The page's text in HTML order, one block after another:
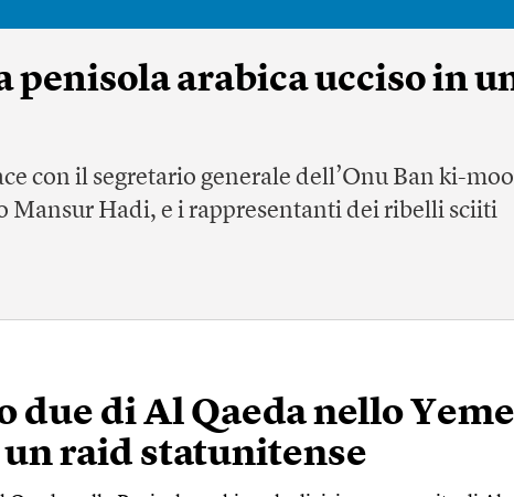
penisola arabica ucciso in
con il segretario generale dell’Onu Ban ki-
Mansur Hadi, e i rappresentanti dei ribelli sciiti
due di Al Qaeda nello
raid statunitense